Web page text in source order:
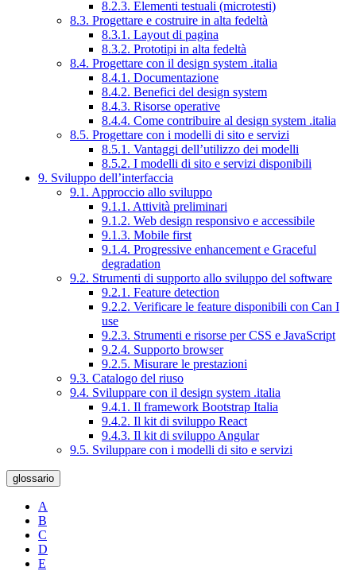
8.2.3. Elementi testuali (microtesti)
8.3. Progettare e costruire in alta fedeltà
8.3.1. Layout di pagina
8.3.2. Prototipi in alta fedeltà
8.4. Progettare con il design system .italia
8.4.1. Documentazione
8.4.2. Benefici del design system
8.4.3. Risorse operative
8.4.4. Come contribuire al design system .italia
8.5. Progettare con i modelli di sito e servizi
8.5.1. Vantaggi dell’utilizzo dei modelli
8.5.2. I modelli di sito e servizi disponibili
9. Sviluppo dell’interfaccia
9.1. Approccio allo sviluppo
9.1.1. Attività preliminari
9.1.2. Web design responsivo e accessibile
9.1.3. Mobile first
9.1.4. Progressive enhancement e Graceful
degradation
9.2. Strumenti di supporto allo sviluppo del software
9.2.1. Feature detection
9.2.2. Verificare le feature disponibili con Can I
use
9.2.3. Strumenti e risorse per CSS e JavaScript
9.2.4. Supporto browser
9.2.5. Misurare le prestazioni
9.3. Catalogo del riuso
9.4. Sviluppare con il design system .italia
9.4.1. Il framework Bootstrap Italia
9.4.2. Il kit di sviluppo React
9.4.3. Il kit di sviluppo Angular
9.5. Sviluppare con i modelli di sito e servizi
glossario
A
B
C
D
E